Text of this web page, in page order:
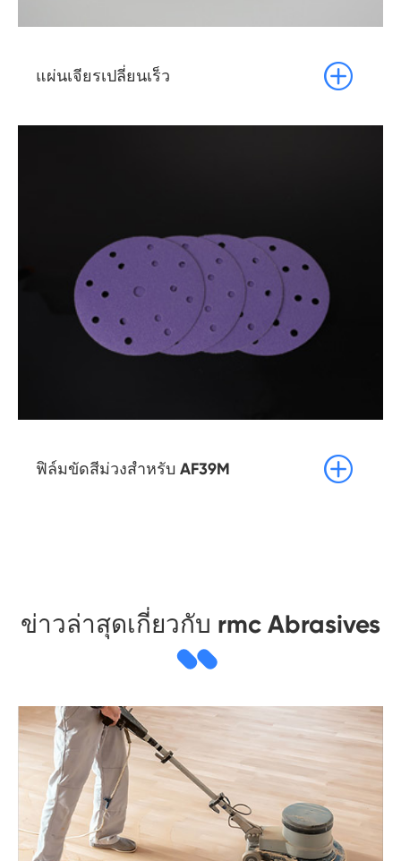
แผ่นเจียรเปลี่ยนเร็ว 
ฟิล์มขัดสีม่วงสำหรับ AF39M 
ข่าวล่าสุดเกี่ยวกับ rmc Abrasives